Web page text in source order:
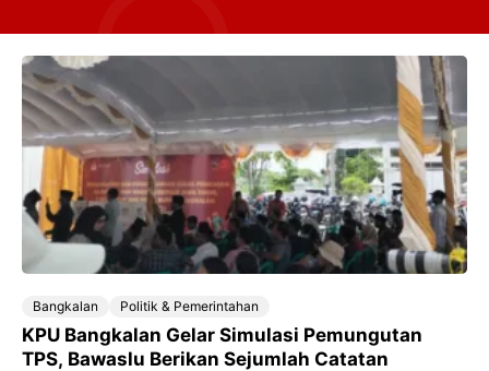
Bangkalan Politik & Pemerintahan
KPU Bangkalan Gelar Simulasi Pemungutan
TPS, Bawaslu Berikan Sejumlah Catatan